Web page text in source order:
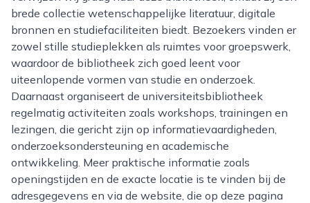
brede collectie wetenschappelijke literatuur, digitale
bronnen en studiefaciliteiten biedt. Bezoekers vinden er
zowel stille studieplekken als ruimtes voor groepswerk,
waardoor de bibliotheek zich goed leent voor
uiteenlopende vormen van studie en onderzoek.
Daarnaast organiseert de universiteitsbibliotheek
regelmatig activiteiten zoals workshops, trainingen en
lezingen, die gericht zijn op informatievaardigheden,
onderzoeksondersteuning en academische
ontwikkeling. Meer praktische informatie zoals
openingstijden en de exacte locatie is te vinden bij de
adresgegevens en via de website, die op deze pagina